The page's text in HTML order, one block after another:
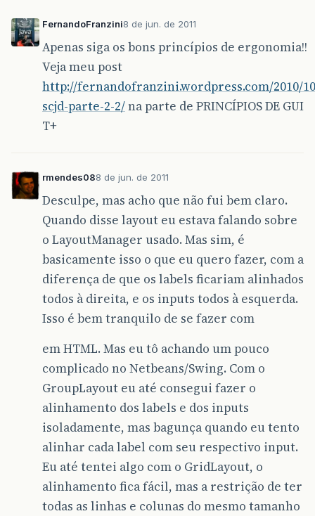
FernandoFranzini8 de jun. de 2011
Apenas siga os bons princípios de ergonomia!!
Veja meu post
http://fernandofranzini.wordpress.com/2010/
scjd-parte-2-2/na parte de PRINCÍPIOS DE GUI
T+
rmendes088 de jun. de 2011
Desculpe, mas acho que não fui bem claro.
Quando disse layout eu estava falando sobre
o LayoutManager usado. Mas sim, é
basicamente isso o que eu quero fazer, com a
diferença de que os labels ficariam alinhados
todos à direita, e os inputs todos à esquerda.
Isso é bem tranquilo de se fazer com
em HTML. Mas eu tô achando um pouco
complicado no Netbeans/Swing. Com o
GroupLayout eu até consegui fazer o
alinhamento dos labels e dos inputs
isoladamente, mas bagunça quando eu tento
alinhar cada label com seu respectivo input.
Eu até tentei algo com o GridLayout, o
alinhamento fica fácil, mas a restrição de ter
todas as linhas e colunas do mesmo tamanho